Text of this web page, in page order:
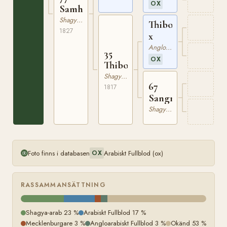
Samhan
Shagya-arab
1827
35
Thibon
Shagya-arab
1817
OX
Thibon
x
Angloarabiskt Fullblod
OX
67
Sangnuko
Shagya-arab
Foto finns i databasen OX Arabiskt Fullblod (ox)
RASSAMMANSÄTTNING
Shagya-arab 23 % Arabiskt Fullblod 17 %
Mecklenburgare 3 % Angloarabiskt Fullblod 3 % Okänd 53 %